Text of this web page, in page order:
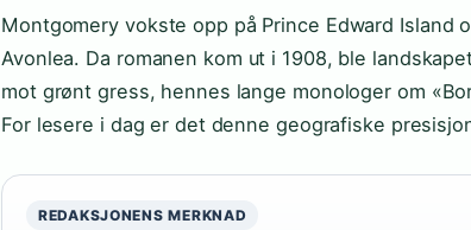
Montgomery vokste opp på Prince Edward
Avonlea. Da romanen kom ut i 1908, ble
mot grønt gress, hennes lange monologer om
For lesere i dag er det denne geografiske
REDAKSJONENS MERKNAD